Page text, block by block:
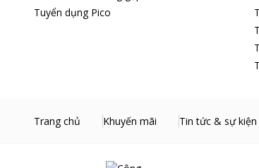
Tuyển dụng Pico
Trang chủ Khuyến mãi Tin tức & sự kiện